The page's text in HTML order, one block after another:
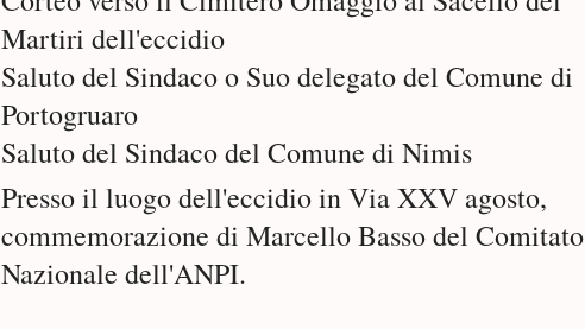
Martiri dell'eccidio
Saluto del Sindaco o Suo delegato del Comune di
Portogruaro
Saluto del Sindaco del Comune di Nimis
Presso il luogo dell'eccidio in Via XXV agosto,
commemorazione di Marcello Basso del Comitato
Nazionale dell'ANPI.